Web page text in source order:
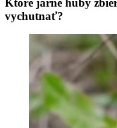
Ktoré jarné huby
vychutnať?